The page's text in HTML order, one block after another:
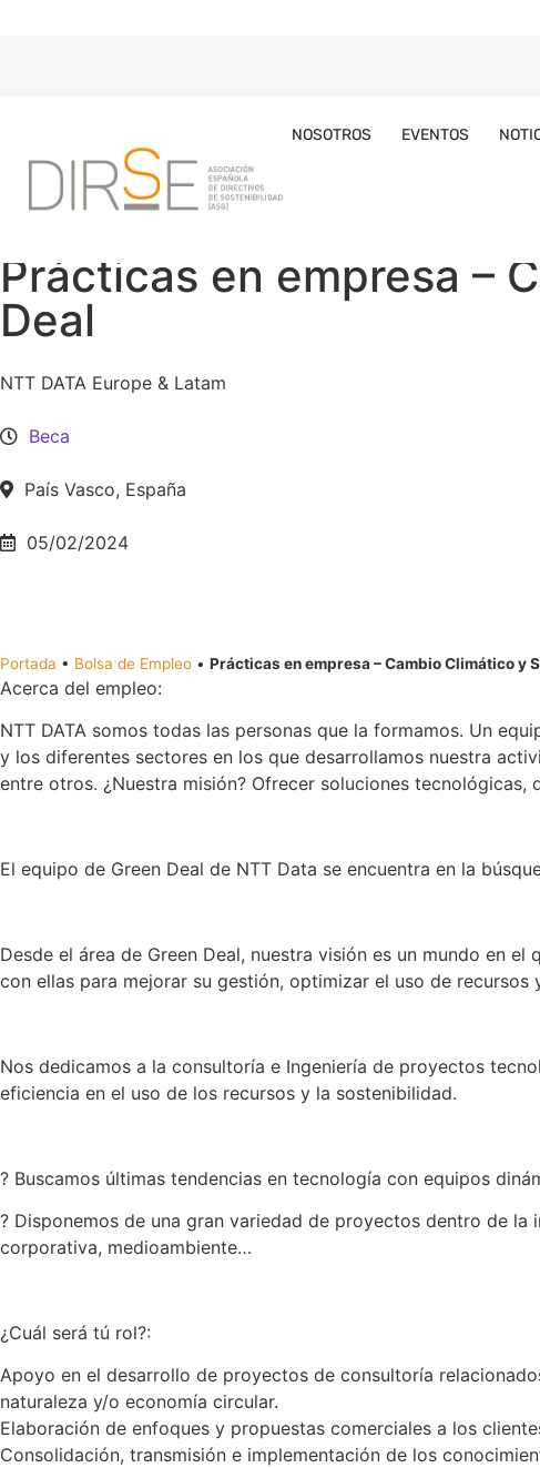
NOSOTROS EVENTOS
Prácticas en empresa –
Deal
NTT DATA Europe & Latam
Beca
País Vasco, España
05/02/2024
Portada • Bolsa de Empleo • Prácticas en empresa – Cambio Climático y
Acerca del empleo:
NTT DATA somos todas las personas que la formamos. Un
y los diferentes sectores en los que desarrollamos nuestra
entre otros. ¿Nuestra misión? Ofrecer soluciones
El equipo de Green Deal de NTT Data se encuentra en la
Desde el área de Green Deal, nuestra visión es un mundo en
con ellas para mejorar su gestión, optimizar el uso de
Nos dedicamos a la consultoría e Ingeniería de proyectos
eficiencia en el uso de los recursos y la sostenibilidad.
? Buscamos últimas tendencias en tecnología con equipos
? Disponemos de una gran variedad de proyectos dentro de
corporativa, medioambiente…
¿Cuál será tú rol?:
Apoyo en el desarrollo de proyectos de consultoría
naturaleza y/o economía circular.
Elaboración de enfoques y propuestas comerciales a los
Consolidación, transmisión e implementación de los